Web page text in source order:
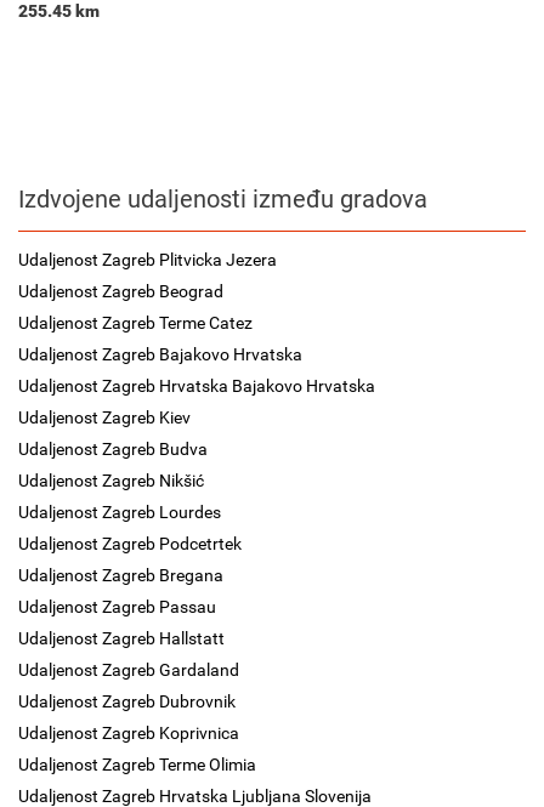
255.45 km
Izdvojene udaljenosti između gradova
Udaljenost Zagreb Plitvicka Jezera
Udaljenost Zagreb Beograd
Udaljenost Zagreb Terme Catez
Udaljenost Zagreb Bajakovo Hrvatska
Udaljenost Zagreb Hrvatska Bajakovo Hrvatska
Udaljenost Zagreb Kiev
Udaljenost Zagreb Budva
Udaljenost Zagreb Nikšić
Udaljenost Zagreb Lourdes
Udaljenost Zagreb Podcetrtek
Udaljenost Zagreb Bregana
Udaljenost Zagreb Passau
Udaljenost Zagreb Hallstatt
Udaljenost Zagreb Gardaland
Udaljenost Zagreb Dubrovnik
Udaljenost Zagreb Koprivnica
Udaljenost Zagreb Terme Olimia
Udaljenost Zagreb Hrvatska Ljubljana Slovenija